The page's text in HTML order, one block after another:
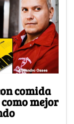
comida
mejor